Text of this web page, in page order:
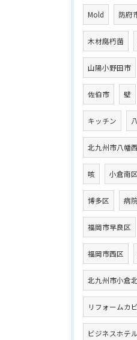
Mold 防府
木材腐朽菌
山陽小野田市
佐伯市 壁
キッチン
北九州市八幡
咳 小倉南区
博多区 病院
福岡市早良区
福岡市西区
北九州市小倉
リフォームカ
ビジネスホテル